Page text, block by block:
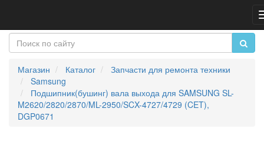
Магазин Каталог
Запчасти для ремонта техники
Samsung
Подшипник(бушинг) вала выхода для SAMSUNG SL-
M2620/2820/2870/ML-2950/SCX-4727/4729 (CET),
DGP0671